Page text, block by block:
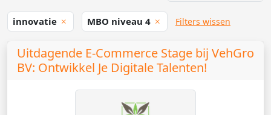
innovatie MBO niveau 4 Filters wissen
Uitdagende E-Commerce Stage bij VehGro
BV: Ontwikkel Je Digitale Talenten!